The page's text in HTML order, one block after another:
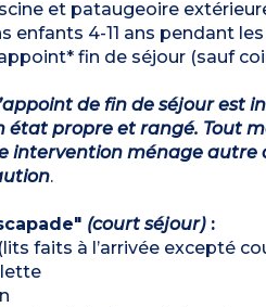
et pataugeoire
enfants 4-11 ans pendant
fin de séjour (sauf
de fin de séjour est
état propre et rangé. Tout
intervention ménage autre
.
(court séjour):
faits à l’arrivée excepté